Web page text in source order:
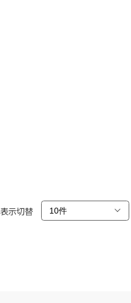
表示切替